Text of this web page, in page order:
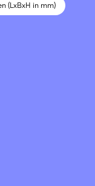
(LxBxH in mm)